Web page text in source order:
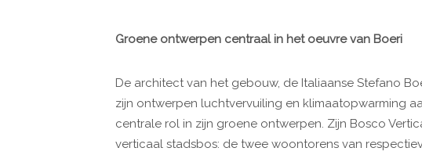
Groene ontwerpen centraal in het oeuvre van Boeri
De architect van het gebouw, de Italiaanse Stefano
zijn ontwerpen luchtvervuiling en klimaatopwarming
centrale rol in zijn groene ontwerpen. Zijn Bosco
verticaal stadsbos: de twee woontorens van